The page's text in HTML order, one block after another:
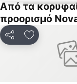
Από τα
προορισμό
ΚοινοποίησηΠροσθήκη